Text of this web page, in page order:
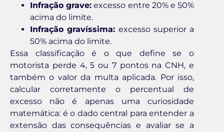
Infração grave: excesso entre 20% e 50%
acima do limite.
Infração gravíssima: excesso superior a
50% acima do limite.
Essa classificação é o que define se o
motorista perde 4, 5 ou 7 pontos na CNH, e
também o valor da multa aplicada. Por isso,
calcular corretamente o percentual de
excesso não é apenas uma curiosidade
matemática: é o dado central para entender a
extensão das consequências e avaliar se a